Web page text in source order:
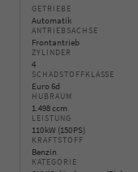
GETRIEBE
Automatik
ANTRIEBSACHSE
Frontantrieb
ZYLINDER
4
SCHADSTOFFKLASSE
Euro 6d
HUBRAUM
1.498 ccm
LEISTUNG
110 kW (150 PS)
KRAFTSTOFF
Benzin
KATEGORIE